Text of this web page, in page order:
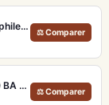
Bowers & Wilkins PX7 S2e – Casque audiophile sans fil ANC 30h
⚖ Comparer
FiiO FA19 – Écouteurs intra-auriculaires 10 BA Knowles avec technologie S.Turbo
⚖ Comparer